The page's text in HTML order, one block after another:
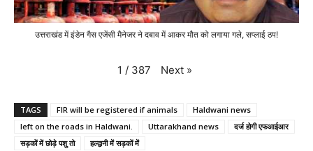
उत्तराखंड में इंडेन गैस एजेंसी मैनेजर ने दबाव में आकर मौत को लगाया गले, सप्लाई ठप!
1 / 387 Next »
TAGS FIR will be registered if animals
Haldwani news
left on the roads in Haldwani.
Uttarakhand news
दर्ज होगी एफआईआर
सड़कों में छोड़े पशु तो
हल्द्वानी में सड़कों में